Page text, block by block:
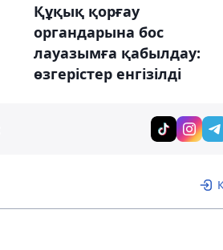
Құқық қорғау
органдарына бос
лауазымға қабылдау:
өзгерістер енгізілді